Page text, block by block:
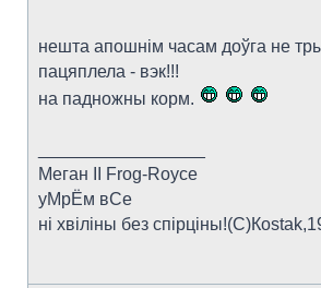
нешта апошнім часам доўга не
пацяплела - вэк!!!
на падножны корм.
Меган II Frog-Royce
уМрЁм вСе
ні хвіліны без